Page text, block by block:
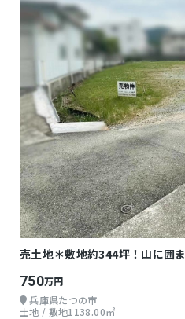
売土地＊敷地約344坪！山に囲
750万円
兵庫県たつの市
土地 / 敷地1138.00㎡